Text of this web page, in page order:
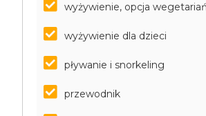
wyżywienie, opcja
wyżywienie dla dzieci
pływanie i snorkeling
przewodnik